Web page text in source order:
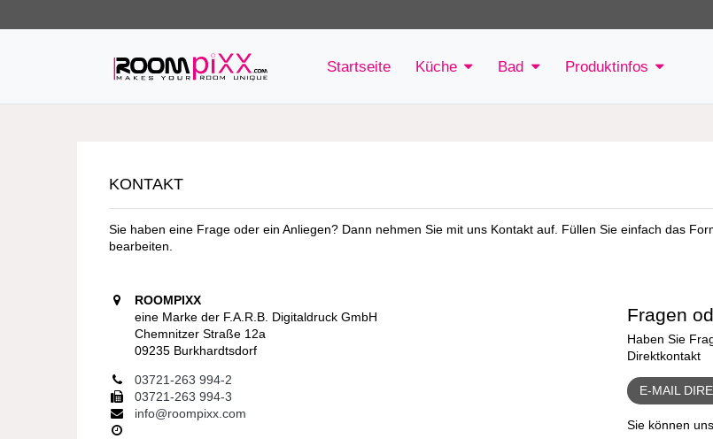
Startseite Küche Bad Produktinfos
KONTAKT
Sie haben eine Frage oder ein Anliegen? Dann nehmen Sie mit uns Kontakt auf. Füllen Sie einfach das
bearbeiten.
ROOMPIXX
eine Marke der F.A.R.B. Digitaldruck GmbH
Chemnitzer Straße 12a
09235 Burkhardtsdorf
03721-263 994-2
03721-263 994-3
info@roompixx.com
Fragen
Haben Sie
Direktkontakt
E-MAIL
Sie können